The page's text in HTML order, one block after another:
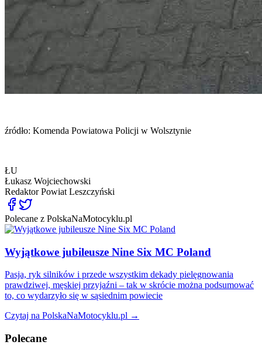
źródło: Komenda Powiatowa Policji w Wolsztynie
ŁU
Łukasz Wojciechowski
RedaktorPowiat Leszczyński
Polecane z PolskaNaMotocyklu.pl
Wyjątkowe jubileusze Nine Six MC Poland
Pasja, ryk silników i przede wszystkim dekady pielęgnowania
prawdziwej, męskiej przyjaźni – tak w skrócie można podsumować
to, co wydarzyło się w sąsiednim powiecie
Czytaj na PolskaNaMotocyklu.pl →
Polecane